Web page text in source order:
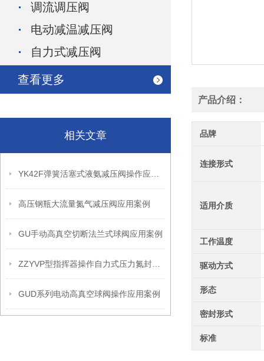
调流调压阀
电动减温减压阀
自力式减压阀
查看更多
相关文章
高压钢瓶大流量氮气减压阀应用案例
GU手动高真空切断法兰式球阀应用案例
GUD系列电动高真空球阀操作应用案例
产品介绍：
品牌
连接形式
适用介质
工作温度
驱动方式
形态
密封形式
标准